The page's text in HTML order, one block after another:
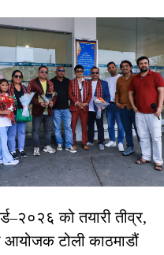
को तयारी तीव्र,
आयोजक टोली काठमाडौं